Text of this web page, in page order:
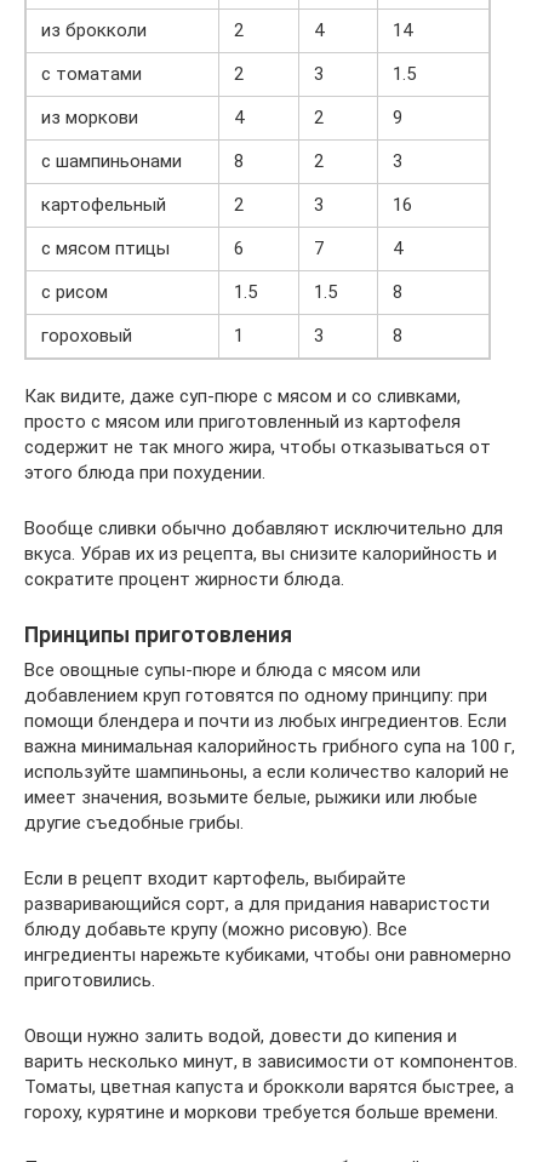
из брокколи
2 4
14
с томатами
2 3
1.5
из моркови
4 2
9
с шампиньонами
8 2
3
картофельный
2 3
16
с мясом птицы
6 7
4
с рисом
1.5 1.5
8
гороховый
1 3 8
Как видите, даже суп-пюре с мясом и со сливками,
просто с мясом или приготовленный из картофеля
содержит не так много жира, чтобы отказываться от
этого блюда при похудении.
Вообще сливки обычно добавляют исключительно для
вкуса. Убрав их из рецепта, вы снизите калорийность и
сократите процент жирности блюда.
Принципы приготовления
Все овощные супы-пюре и блюда с мясом или
добавлением круп готовятся по одному принципу: при
помощи блендера и почти из любых ингредиентов. Если
важна минимальная калорийность грибного супа на 100 г,
используйте шампиньоны, а если количество калорий не
имеет значения, возьмите белые, рыжики или любые
другие съедобные грибы.
Если в рецепт входит картофель, выбирайте
разваривающийся сорт, а для придания наваристости
блюду добавьте крупу (можно рисовую). Все
ингредиенты нарежьте кубиками, чтобы они равномерно
приготовились.
Овощи нужно залить водой, довести до кипения и
варить несколько минут, в зависимости от компонентов.
Томаты, цветная капуста и брокколи варятся быстрее, а
гороху, курятине и моркови требуется больше времени.